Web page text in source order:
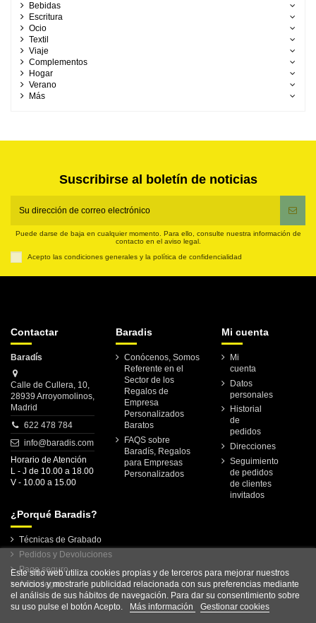
Bebidas
Escritura
Ocio
Textil
Viaje
Complementos
Hogar
Verano
Más
Suscribirse al boletín de noticias
Puede darse de baja en cualquier momento. Para ello, consulte nuestra información de
contacto en el aviso legal.
Acepto las condiciones generales y la política de confidencialidad
Contactar
Baradís
Calle de Cullera, 10,
28939 Arroyomolinos,
Madrid
622 478 784
info@baradis.com
Horario de Atención
L - J de 10.00 a 18.00
V - 10.00 a 15.00
Baradis
Conócenos, Somos
Referente en el
Sector de los
Regalos de
Empresa
Personalizados
Baratos
FAQS sobre
Baradís, Regalos
para Empresas
Personalizados
Mi cuenta
Mi
cuenta
Datos
personales
Historial
de
pedidos
Direcciones
Seguimiento
de pedidos
de clientes
invitados
¿Porqué Baradis?
Técnicas de Grabado
Pedidos y Devoluciones
Pago seguro
Aviso legal
Este sitio web utiliza cookies propias y de terceros para mejorar nuestros
servicios y mostrarle publicidad relacionada con sus preferencias mediante
el análisis de sus hábitos de navegación. Para dar su consentimiento sobre
su uso pulse el botón Acepto.
Más información Gestionar cookies